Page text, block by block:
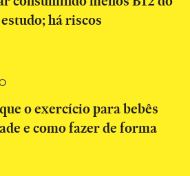
há riscos
o exercício para bebês
e como fazer de forma